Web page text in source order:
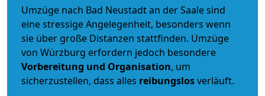
Umzüge nach Bad Neustadt an der Saale sind
eine stressige Angelegenheit, besonders wenn
sie über große Distanzen stattfinden. Umzüge
von Würzburg erfordern jedoch besondere
Vorbereitung und Organisation, um
sicherzustellen, dass alles reibungslosverläuft.